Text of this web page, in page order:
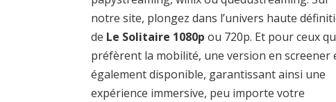
notre site, plongez dans l’univers haute
de Le Solitaire 1080p ou 720p. Et pour ceux
préfèrent la mobilité, une version en screener
également disponible, garantissant ainsi une
expérience immersive, peu importe votre